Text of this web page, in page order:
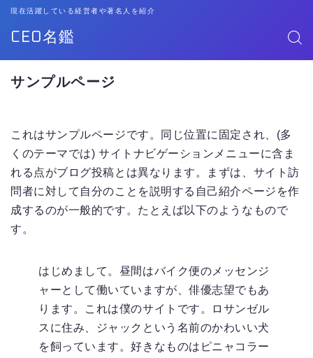
CEO名鑑
現在活躍している経営者や著名人を紹介
サンプルページ
これはサンプルページです。同じ位置に固定され、(多
くのテーマでは) サイトナビゲーションメニューに含ま
れる点がブログ投稿とは異なります。まずは、サイト訪
問者に対して自分のことを説明する自己紹介ページを作
成するのが一般的です。たとえば以下のようなもので
す。
はじめまして。昼間はバイク便のメッセンジ
ャーとして働いていますが、俳優志望でもあ
ります。これは僕のサイトです。ロサンゼル
スに住み、ジャックという名前のかわいい犬
を飼っています。好きなものはピニャコラー